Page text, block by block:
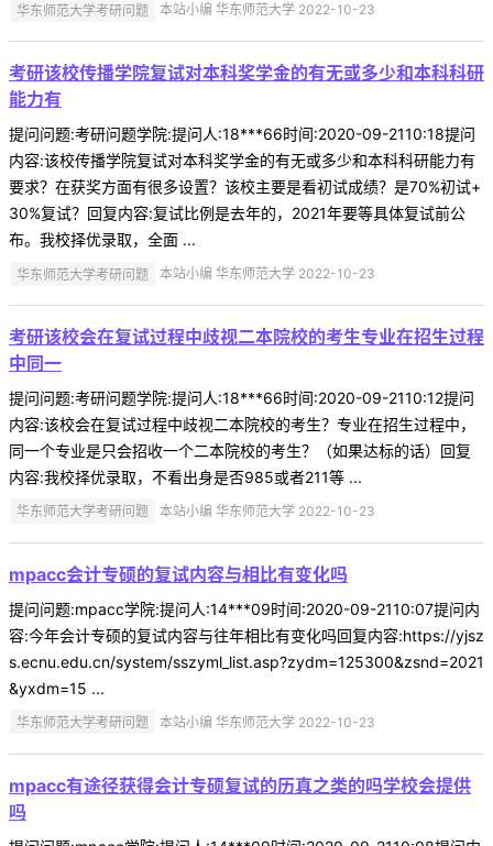
华东师范大学考研问题 本站小编 华东师范大学 2022-10-23
考研该校传播学院复试对本科奖学金的有无或多少和本科科研
能力有
提问问题:考研问题学院:提问人:18***66时间:2020-09-2110:18提问
内容:该校传播学院复试对本科奖学金的有无或多少和本科科研能力有
要求？在获奖方面有很多设置？该校主要是看初试成绩？是70%初试+
30%复试？回复内容:复试比例是去年的，2021年要等具体复试前公
布。我校择优录取，全面 ...
华东师范大学考研问题 本站小编 华东师范大学 2022-10-23
考研该校会在复试过程中歧视二本院校的考生专业在招生过程
中同一
提问问题:考研问题学院:提问人:18***66时间:2020-09-2110:12提问
内容:该校会在复试过程中歧视二本院校的考生？专业在招生过程中，
同一个专业是只会招收一个二本院校的考生？（如果达标的话）回复
内容:我校择优录取，不看出身是否985或者211等 ...
华东师范大学考研问题 本站小编 华东师范大学 2022-10-23
mpacc会计专硕的复试内容与相比有变化吗
提问问题:mpacc学院:提问人:14***09时间:2020-09-2110:07提问内
容:今年会计专硕的复试内容与往年相比有变化吗回复内容:https://yjsz
s.ecnu.edu.cn/system/sszyml_list.asp?zydm=125300&zsnd=2021
&yxdm=15 ...
华东师范大学考研问题 本站小编 华东师范大学 2022-10-23
mpacc有途径获得会计专硕复试的历真之类的吗学校会提供
吗